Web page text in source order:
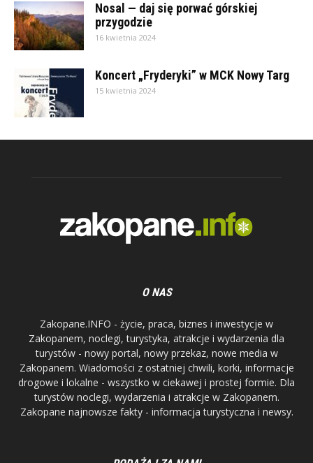
Nosal — daj się porwać górskiej
przygodzie
16 kwietnia 2024
Koncert „Fryderyki” w MCK Nowy Targ
15 kwietnia 2024
O NAS
Zakopane.INFO - życie, praca, biznes i inwestycje w
Zakopanem, noclegi, turystyka, atrakcje i wydarzenia dla
turystów - nowy portal, nowy przekaz, nowe media w
Zakopanem. Wiadomości z ostatniej chwili, korki, informacje
drogowe i lokalne - wszystko w ciekawej i prostej formie. Dla
turystów noclegi, wydarzenia i atrakcje w Zakopanem.
Zakopane najnowsze fakty - informacja turystyczna i newsy.